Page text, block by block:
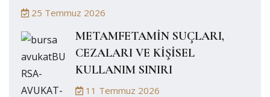
25 Temmuz 2026
METAMFETAMİN SUÇLARI,
CEZALARI VE KİŞİSEL
KULLANIM SINIRI
11 Temmuz 2026